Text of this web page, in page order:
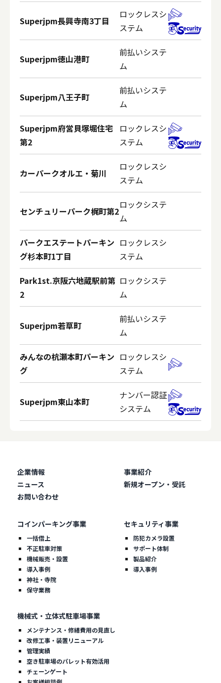
Superjpm長興寺南3丁目
ロックレスシ
ステム
Superjpm徳山港町
前払いシステ
ム
Superjpm八王子町
前払いシステ
ム
Superjpm府営貝塚堀住宅
第2
ロックレスシ
ステム
カーパークオルエ・菊川
ロックレスシ
ステム
センチュリーパーク梶町第2
ロックシステ
ム
パークエステートパーキン
グ杉本町1丁目
ロックレスシ
ステム
Park1st.京阪六地蔵駅前第
2
ロックシステ
ム
Superjpm若草町
前払いシステ
ム
みんなの杭瀬本町パーキン
グ
ロックレスシ
ステム
Superjpm東山本町
ナンバー認証
システム
企業情報
事業紹介
ニュース
新規オープン・受託
お問い合わせ
コインパーキング事業
一括借上
不正駐車対策
機械販売・設置
導入事例
神社・寺院
保守業務
セキュリティ事業
防犯カメラ設置
サポート体制
製品紹介
導入事例
機械式・立体式駐車場事業
メンテナンス・修繕費用の見直し
改修工事・装置リニューアル
管理実績
空き駐車場のパレット有効活用
チェーンゲート